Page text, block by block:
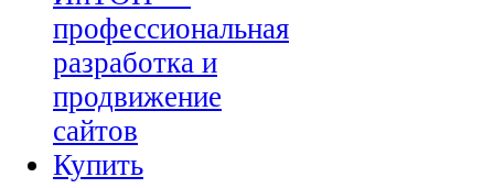
профессиональная
разработка и
продвижение
сайтов
Купить